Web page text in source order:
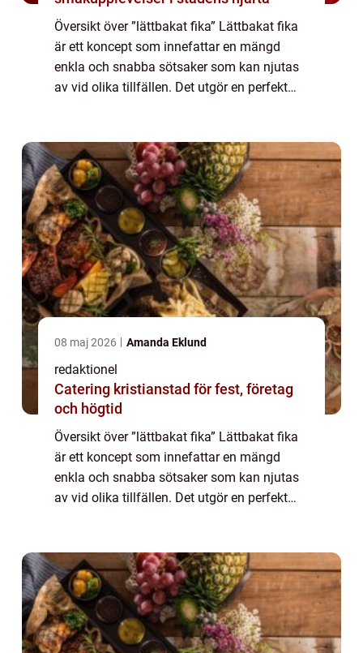
Översikt över ”lättbakat fika” Lättbakat fika
är ett koncept som innefattar en mängd
enkla och snabba sötsaker som kan njutas
av vid olika tillfällen. Det utgör en perfekt
08 maj 2026 Amanda Eklund
redaktionel
Catering kristianstad för fest, företag
och högtid
Översikt över ”lättbakat fika” Lättbakat fika
är ett koncept som innefattar en mängd
enkla och snabba sötsaker som kan njutas
av vid olika tillfällen. Det utgör en perfekt